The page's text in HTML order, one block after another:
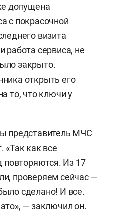
допущена
с покрасочной
визита
работа сервиса, не
закрыто.
открыть его
то, что ключи у
представитель МЧС
«Так как все
повторяются. Из 17
проверяем сейчас —
сделано! И все.
— заключил он.